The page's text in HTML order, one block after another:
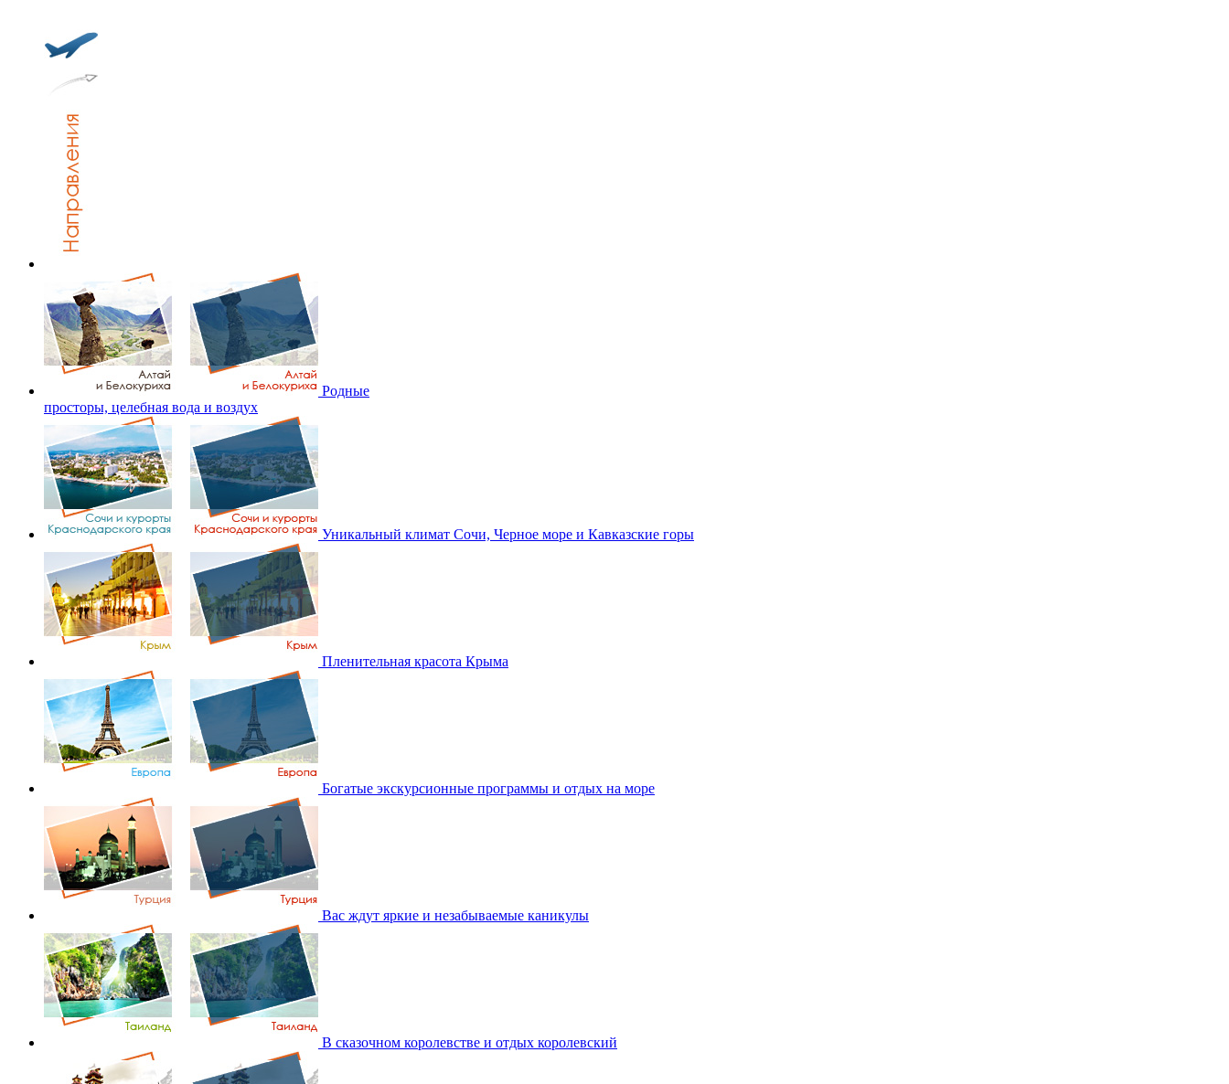
Родные
просторы, целебная вода и воздух
Уникальный климат Сочи, Черное море и Кавказские горы
Пленительная красота Крыма
Богатые экскурсионные программы и отдых на море
Вас ждут яркие и незабываемые каникулы
В сказочном королевстве и отдых королевский